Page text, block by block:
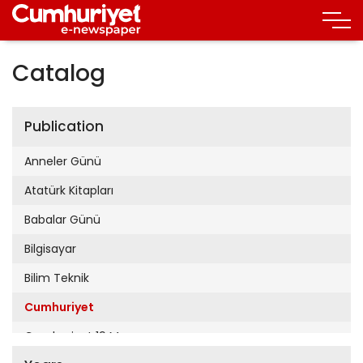
Catalog
Publication
Anneler Günü
Atatürk Kitapları
Babalar Günü
Bilgisayar
Bilim Teknik
Cumhuriyet
Cumhuriyet 19 Mayıs